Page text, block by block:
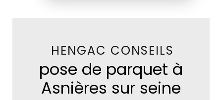
HENGAC CONSEILS
pose de parquet à
Asnières sur seine